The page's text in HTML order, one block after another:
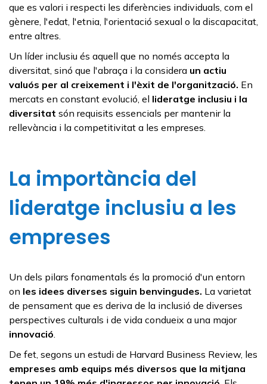
que es valori i respecti les diferències individuals, com el
gènere, l'edat, l'etnia, l'orientació sexual o la discapacitat,
entre altres.
Un líder inclusiu és aquell que no només accepta la
diversitat, sinó que l'abraça i la considera un actiu
valuós per al creixement i l'èxit de l'organització. En
mercats en constant evolució, el lideratge inclusiu i la
diversitat són requisits essencials per mantenir la
rellevància i la competitivitat a les empreses.
La importància del
lideratge inclusiu a les
empreses
Un dels pilars fonamentals és la promoció d'un entorn
on les idees diverses siguin benvingudes. La varietat
de pensament que es deriva de la inclusió de diverses
perspectives culturals i de vida condueix a una major
innovació.
De fet, segons un estudi de Harvard Business Review, les
empreses amb equips més diversos que la mitjana